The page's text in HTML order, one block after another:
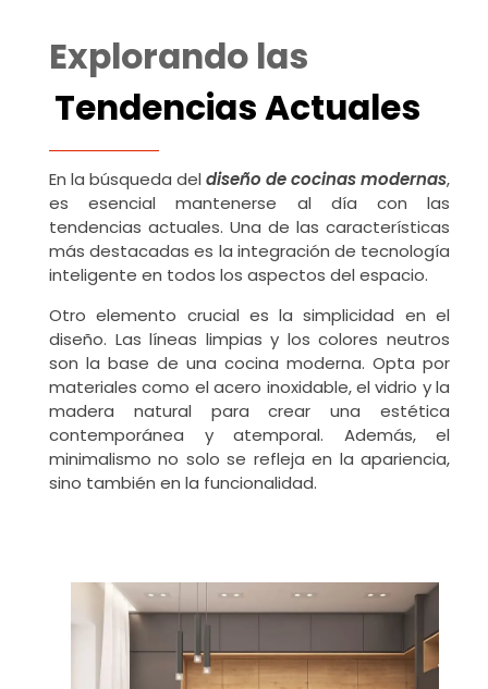
Explorando las
Tendencias Actuales
En la búsqueda del diseño de cocinas modernas,
es esencial mantenerse al día con las
tendencias actuales. Una de las características
más destacadas es la integración de tecnología
inteligente en todos los aspectos del espacio.
Otro elemento crucial es la simplicidad en el
diseño. Las líneas limpias y los colores neutros
son la base de una cocina moderna. Opta por
materiales como el acero inoxidable, el vidrio y la
madera natural para crear una estética
contemporánea y atemporal. Además, el
minimalismo no solo se refleja en la apariencia,
sino también en la funcionalidad.